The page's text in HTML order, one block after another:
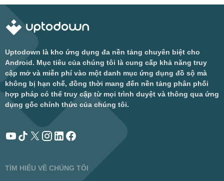
Uptodown là kho ứng dụng đa nền tảng chuyên biệt cho
Android. Mục tiêu của chúng tôi là cung cấp khả năng truy
cập mở và miễn phí vào một danh mục ứng dụng đồ sộ mà
không bị hạn chế, đồng thời mang đến nền tảng phân phối
hợp pháp có thể truy cập từ mọi trình duyệt và thông qua ứng
dụng gốc chính thức của chúng tôi.
TÌM HIỂU VỀ CHÚNG TÔI